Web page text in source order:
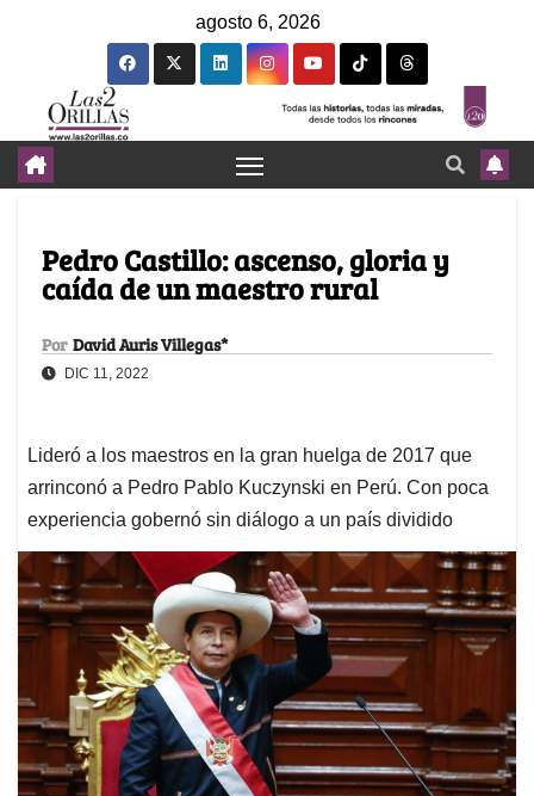
agosto 6, 2026
Pedro Castillo: ascenso, gloria y
caída de un maestro rural
Por David Auris Villegas*
DIC 11, 2022
Lideró a los maestros en la gran huelga de 2017 que
arrinconó a Pedro Pablo Kuczynski en Perú. Con poca
experiencia gobernó sin diálogo a un país dividido